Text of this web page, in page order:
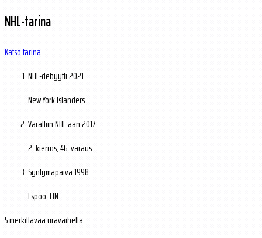
NHL-tarina
Katso tarina
NHL-debyytti2021
New York Islanders
Varattiin NHL:ään2017
2. kierros, 46. varaus
Syntymäpäivä1998
Espoo, FIN
5 merkittävää uravaihetta